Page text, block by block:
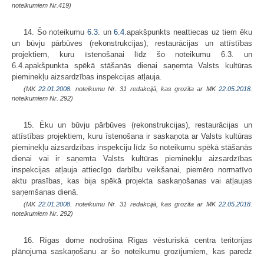
noteikumiem Nr.419)
14. Šo noteikumu 6.3 . un6.4 .apakš­punkts neattiecas uz tiem ēku
un būvju pārbūves (rekonstrukcijas), restaurācijas un attīstības
projektiem, kuru īstenošanai līdz šo noteikumu 6.3. un
6.4.apakšpunkta spēkā stāšanās dienai saņemta Valsts kultūras
pieminekļu aizsardzības inspekcijas atļauja.
(MK22.01.2008. noteikumu Nr. 31 redakcijā, kas grozīta ar MK22.05.2018.
noteikumiem Nr. 292)
15. Ēku un būvju pārbūves (rekonstrukcijas), restaurācijas un
attīstības projektiem, kuru īstenošana ir saskaņota ar Valsts kultūras
pieminekļu aizsardzības inspekciju līdz šo noteikumu spēkā stāšanās
dienai vai ir saņemta Valsts kultūras pieminekļu aizsardzības
inspekcijas atļauja attiecīgo darbību veikšanai, piemēro normatīvo
aktu prasības, kas bija spēkā projekta saskaņošanas vai atļaujas
saņemšanas dienā.
(MK22.01.2008. noteikumu Nr. 31 redakcijā, kas grozīta ar MK22.05.2018.
noteikumiem Nr. 292)
16. Rīgas dome nodrošina Rīgas vēsturiskā centra teritorijas
plānojuma saskaņošanu ar šo noteikumu grozījumiem, kas paredz